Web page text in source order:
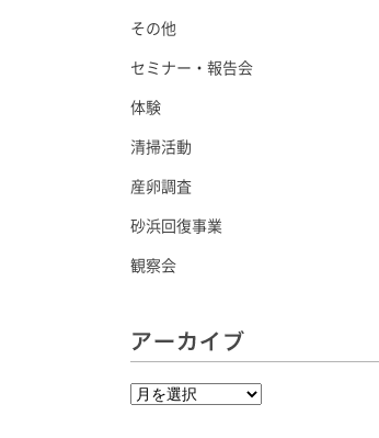
その他
セミナー・報告会
体験
清掃活動
産卵調査
砂浜回復事業
観察会